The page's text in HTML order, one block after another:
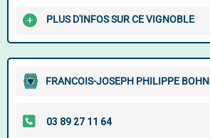
PLUS D'INFOS SUR CE VIGNOBLE
FRANCOIS-JOSEPH PHILIPPE BOHN